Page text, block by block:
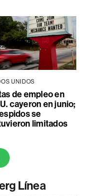
UNIDOS
de empleo en
cayeron en junio;
se
limitados
Línea